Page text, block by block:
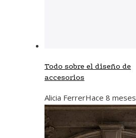
Todo sobre el diseño de
accesorios
Alicia FerrerHace 8 meses